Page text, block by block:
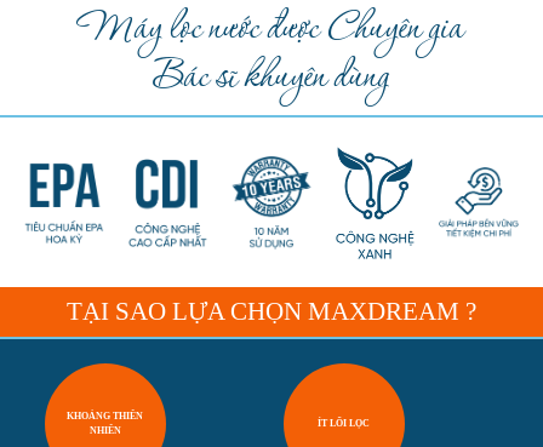
Máy lọc nước được Chuyên gia
Bác sĩ khuyên dùng
TẠI SAO LỰA CHỌN MAXDREAM ?
KHOÁNG THIÊN
NHIÊN
ÍT LÕI LỌC